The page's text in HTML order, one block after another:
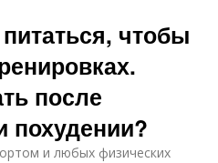
чтобы
после
похудении?
и любых физических